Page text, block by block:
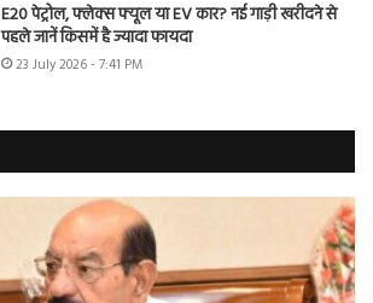
E20 पेट्रोल, फ्लेक्स फ्यूल या EV कार? नई गाड़ी खरीदने से
पहले जानें किसमें है ज्यादा फायदा
23 July 2026 - 7:41 PM